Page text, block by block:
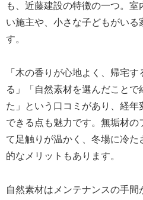
も、近藤建設の特徴の一つ。
い施主や、小さな子どもがいる
す。
「木の香りが心地よく、帰宅
る」「自然素材を選んだことで
た」という口コミがあり、経
できる点も魅力です。無垢材
て足触りが温かく、冬場に冷た
的なメリットもあります。
自然素材はメンテナンスの手